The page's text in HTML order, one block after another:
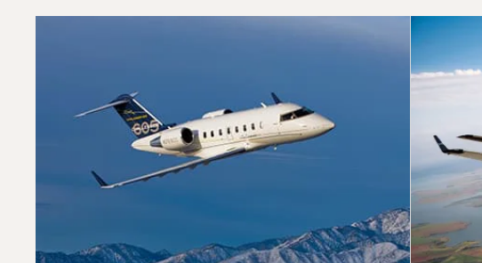
Международный аэропорт Клуж имени Аврама Янку : 3
Модель воздушного судна
Места
Дальность